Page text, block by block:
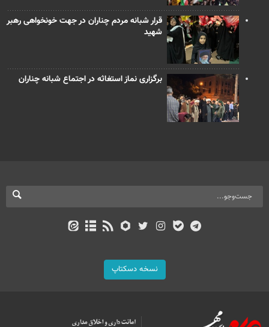
قرار شبانه مردم چناران در جهت خونخواهی رهبر
شهید
برگزاری نماز استغاثه در اجتماع شبانه چناران
نسخه دسکتاپ